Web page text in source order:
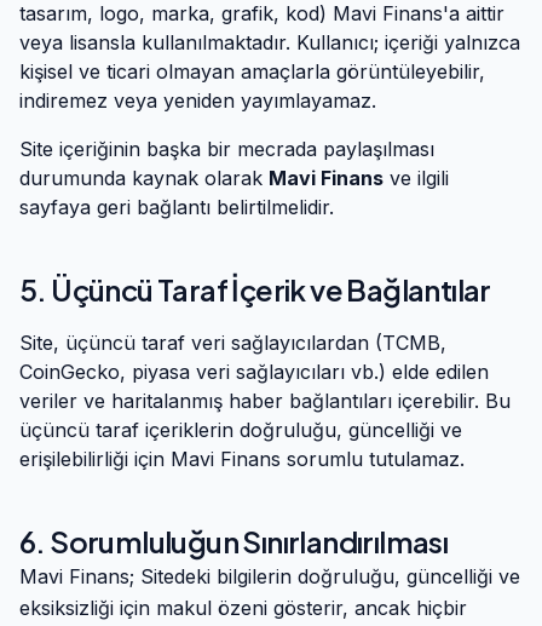
tasarım, logo, marka, grafik, kod) Mavi Finans'a aittir
veya lisansla kullanılmaktadır. Kullanıcı; içeriği yalnızca
kişisel ve ticari olmayan amaçlarla görüntüleyebilir,
indiremez veya yeniden yayımlayamaz.
Site içeriğinin başka bir mecrada paylaşılması
durumunda kaynak olarak Mavi Finans ve ilgili
sayfaya geri bağlantı belirtilmelidir.
5. Üçüncü Taraf İçerik ve Bağlantılar
Site, üçüncü taraf veri sağlayıcılardan (TCMB,
CoinGecko, piyasa veri sağlayıcıları vb.) elde edilen
veriler ve haritalanmış haber bağlantıları içerebilir. Bu
üçüncü taraf içeriklerin doğruluğu, güncelliği ve
erişilebilirliği için Mavi Finans sorumlu tutulamaz.
6. Sorumluluğun Sınırlandırılması
Mavi Finans; Sitedeki bilgilerin doğruluğu, güncelliği ve
eksiksizliği için makul özeni gösterir, ancak hiçbir